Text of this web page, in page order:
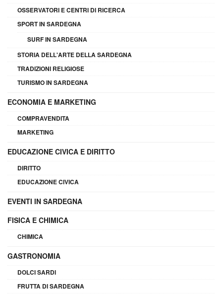
OSSERVATORI E CENTRI DI RICERCA
SPORT IN SARDEGNA
SURF IN SARDEGNA
STORIA DELL'ARTE DELLA SARDEGNA
TRADIZIONI RELIGIOSE
TURISMO IN SARDEGNA
ECONOMIA E MARKETING
COMPRAVENDITA
MARKETING
EDUCAZIONE CIVICA E DIRITTO
DIRITTO
EDUCAZIONE CIVICA
EVENTI IN SARDEGNA
FISICA E CHIMICA
CHIMICA
GASTRONOMIA
DOLCI SARDI
FRUTTA DI SARDEGNA